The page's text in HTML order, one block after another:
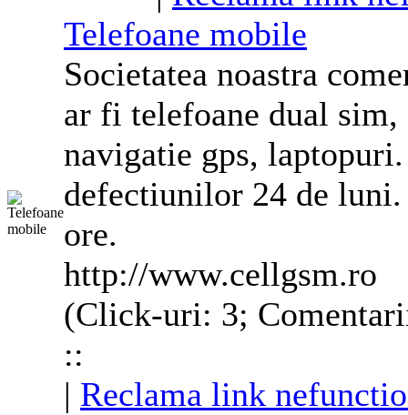
Telefoane mobile
Societatea noastra
ar fi telefoane dual sim,
navigatie gps,
defectiunilor 24 de
ore.
http://www.cellgsm.ro
(Click-uri: 3;
::
| Reclama link